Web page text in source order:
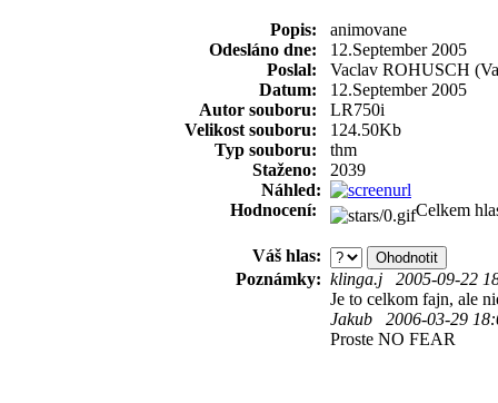
Popis:
animovane
Odesláno dne:
12.September 2005
Poslal:
Vaclav ROHUSCH
Datum:
12.September 2005
Autor souboru:
LR750i
Velikost souboru:
124.50Kb
Typ souboru:
thm
Staženo:
2039
Náhled:
Hodnocení:
Celkem
Váš hlas:
Poznámky: klinga.j 2005-09-22
Je to celkom fajn, ale
Jakub 2006-03-29
Proste NO FEAR